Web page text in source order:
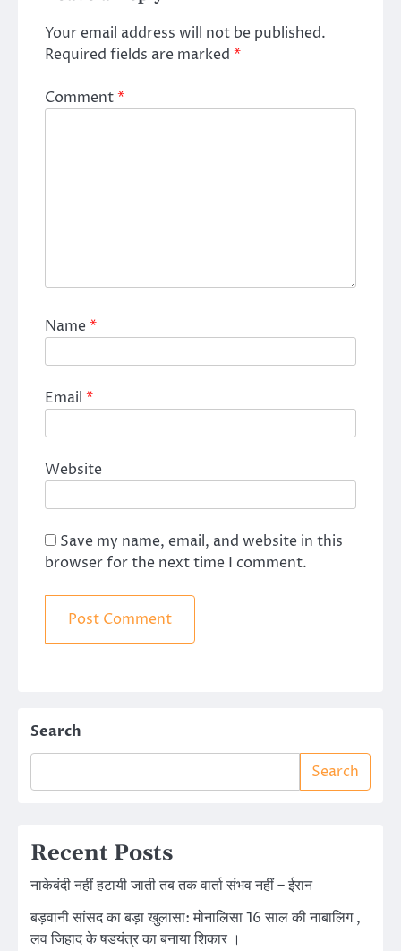
Your email address will not be published.
Required fields are marked *
Comment*
Name*
Email *
Website
Save my name, email, and website in this
browser for the next time I comment.
Search
Search
Recent Posts
नाकेबंदी नहीं हटायी जाती तब तक वार्ता संभव नहीं – ईरान
बड़वानी सांसद का बड़ा खुलासा: मोनालिसा 16 साल की नाबालिग ,
लव जिहाद के षडयंत्र का बनाया शिकार ।